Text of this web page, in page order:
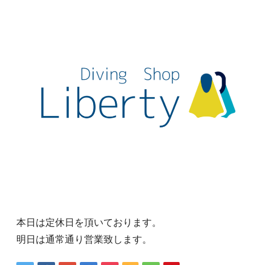
本日は定休日を頂いております。
明日は通常通り営業致します。